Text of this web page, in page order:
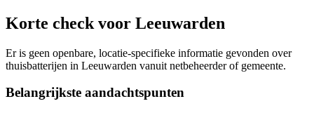
Korte check voor Leeuwarden
Er is geen openbare, locatie-specifieke informatie gevonden over
thuisbatterijen in Leeuwarden vanuit netbeheerder of gemeente.
Belangrijkste aandachtspunten